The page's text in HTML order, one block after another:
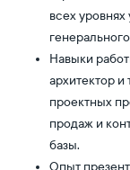
всех
Навыки
архитектор и
проектных
продаж и
базы.